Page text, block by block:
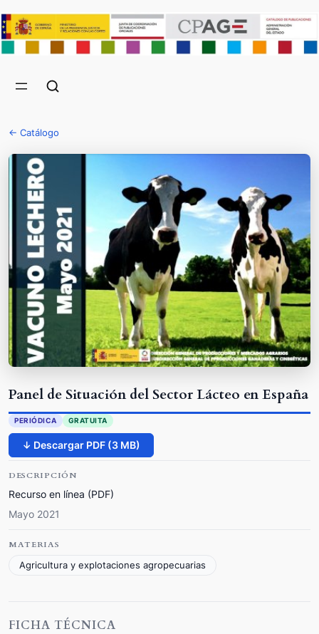
← Catálogo
Panel de Situación del Sector Lácteo en España
PERIÓDICA GRATUITA
↓ Descargar PDF (3 MB)
DESCRIPCIÓN
Recurso en línea (PDF)
Mayo 2021
MATERIAS
Agricultura y explotaciones agropecuarias
FICHA TÉCNICA